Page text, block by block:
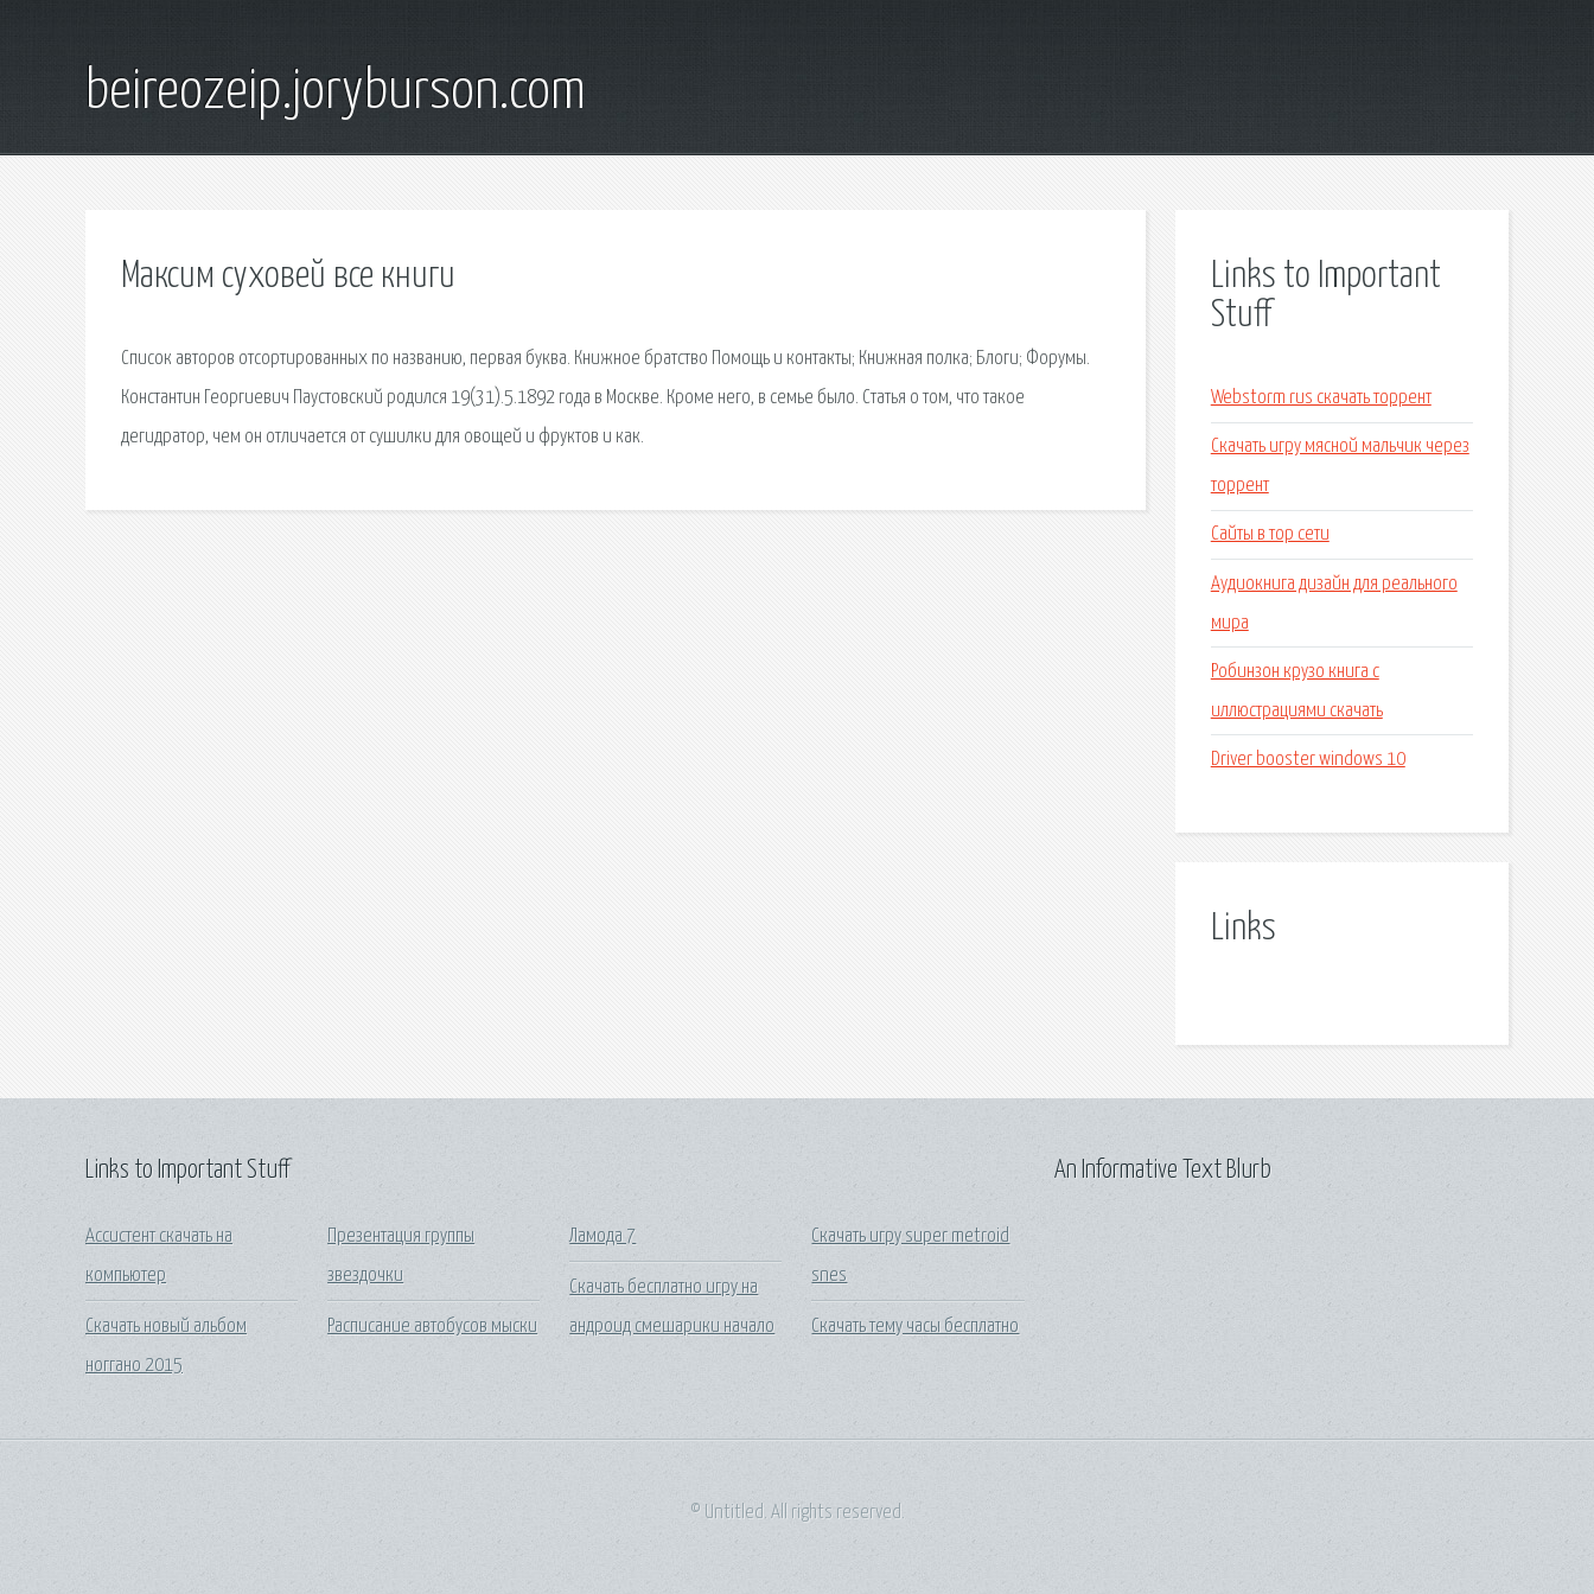
beireozeip.joryburson.com
Максим суховей все книги
Список авторов отсортированных по названию, первая буква. Книжное братство Помощь и контакты; Книжная полка; Блоги; Форумы.
Константин Георгиевич Паустовский родился 19(31).5.1892 года в Москве. Кроме него, в семье было. Статья о том, что такое
дегидратор, чем он отличается от сушилки для овощей и фруктов и как.
Links to Important
Stuff
Webstorm rus скачать торрент
Скачать игру мясной мальчик через
торрент
Сайты в тор сети
Аудиокнига дизайн для реального
мира
Робинзон крузо книга с
иллюстрациями скачать
Driver booster windows 10
Links
Links to Important Stuff
Ассистент скачать на
компьютер
Скачать новый альбом
ноггано 2015
Презентация группы
звездочки
Расписание автобусов мыски
Ламода 7
Скачать бесплатно игру на
андроид смешарики начало
Скачать игру super metroid
snes
Скачать тему часы бесплатно
An Informative Text Blurb
© Untitled. All rights reserved.